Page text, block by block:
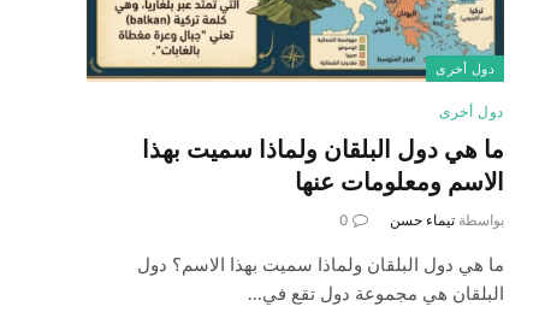
دول أخرى
دول أخرى
ما هي دول البلقان ولماذا سميت بهذا
الاسم ومعلومات عنها
بواسطة تيماء حسن 0
ما هي دول البلقان ولماذا سميت بهذا الاسم؟ دول
البلقان هي مجموعة دول تقع في…